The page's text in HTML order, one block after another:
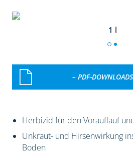
1 l
– PDF-
Herbizid für den Vorauflauf
Unkraut- und Hirsenwirkung
Boden